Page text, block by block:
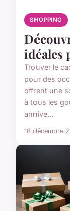
SHOPPING
idéales
Trouver le
pour des
offrent une
à tous les
annive...
18 décembre